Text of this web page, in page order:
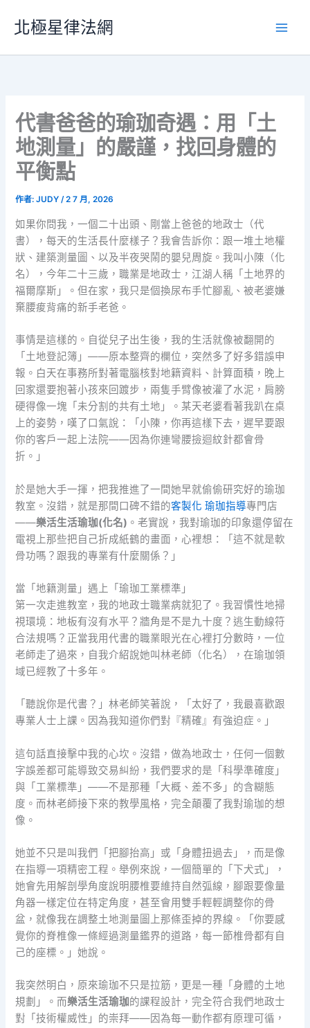
要
北極星律法網
代書爸爸的瑜珈奇遇：用「土
地測量」的嚴謹，找回身體的
平衡點
作者:JUDY/2 7 月, 2026
如果你問我，一個二十出頭、剛當上爸爸的地政士（代
書），每天的生活長什麼樣子？我會告訴你：跟一堆土地權
狀、建築測量圖、以及半夜哭鬧的嬰兒周旋。我叫小陳（化
名），今年二十三歲，職業是地政士，江湖人稱「土地界的
福爾摩斯」。但在家，我只是個換尿布手忙腳亂、被老婆嫌
棄腰痠背痛的新手老爸。
事情是這樣的。自從兒子出生後，我的生活就像被翻開的
「土地登記簿」——原本整齊的欄位，突然多了好多錯誤申
報。白天在事務所對著電腦核對地籍資料、計算面積，晚上
回家還要抱著小孩來回踱步，兩隻手臂像被灌了水泥，肩膀
硬得像一塊「未分割的共有土地」。某天老婆看著我趴在桌
上的姿勢，嘆了口氣說：「小陳，你再這樣下去，遲早要跟
你的客戶一起上法院——因為你連彎腰撿迴紋針都會骨
折。」
於是她大手一揮，把我推進了一間她早就偷偷研究好的瑜珈
教室。沒錯，就是那間口碑不錯的客製化 瑜珈指導專門店
——樂活生活瑜珈(化名) 。老實說，我對瑜珈的印象還停留在
電視上那些把自己折成紙鶴的畫面，心裡想：「這不就是軟
骨功嗎？跟我的專業有什麼關係？」
當「地籍測量」遇上「瑜珈工業標準」
第一次走進教室，我的地政士職業病就犯了。我習慣性地掃
視環境：地板有沒有水平？牆角是不是九十度？逃生動線符
合法規嗎？正當我用代書的職業眼光在心裡打分數時，一位
老師走了過來，自我介紹說她叫林老師（化名），在瑜珈領
域已經教了十多年。
「聽說你是代書？」林老師笑著說，「太好了，我最喜歡跟
專業人士上課。因為我知道你們對『精確』有強迫症。」
這句話直接擊中我的心坎。沒錯，做為地政士，任何一個數
字誤差都可能導致交易糾紛，我們要求的是「科學準確度」
與「工業標準」——不是那種「大概、差不多」的含糊態
度。而林老師接下來的教學風格，完全顛覆了我對瑜珈的想
像。
她並不只是叫我們「把腳抬高」或「身體扭過去」，而是像
在指導一項精密工程。舉例來說，一個簡單的「下犬式」，
她會先用解剖學角度說明腰椎要維持自然弧線，腳跟要像量
角器一樣定位在特定角度，甚至會用雙手輕輕調整你的骨
盆，就像我在調整土地測量圖上那條歪掉的界線。「你要感
覺你的脊椎像一條經過測量鑑界的道路，每一節椎骨都有自
己的座標。」她說。
我突然明白，原來瑜珈不只是拉筋，更是一種「身體的土地
規劃」。而樂活生活瑜珈的課程設計，完全符合我們地政士
對「技術權威性」的崇拜——因為每一動作都有原理可循，